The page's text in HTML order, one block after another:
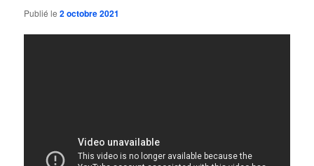
Publié le2 octobre 2021